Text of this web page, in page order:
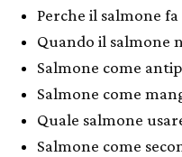
Perche il salmone fa
Quando il salmone
Salmone come
Salmone come
Quale salmone
Salmone come